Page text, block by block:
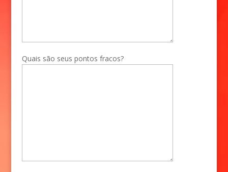
Quais são seus pontos fracos?